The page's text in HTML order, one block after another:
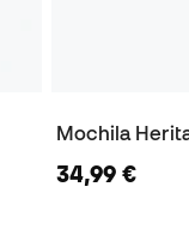
Mochila
34,99 €